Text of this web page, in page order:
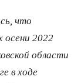
что
осени 2022
области
в ходе